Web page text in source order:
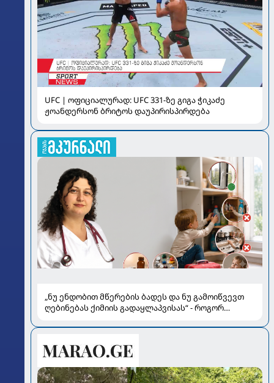
UFC | ოფიციალურად: UFC 331-ზე გიგა ჭიკაძე
ჟოანდერსონ ბრიტოს დაუპირისპირდება
„ნუ ენდობით მწერების ბადეს და ნუ გამოიწვევთ
ღებინებას ქიმიის გადაყლაპვისას“ - როგორ
სალომე ახვლედიანის რჩევები